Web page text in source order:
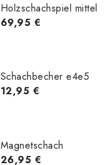
Holzschachspiel mittel
69,95 €
Schachbecher e4e5
12,95 €
Magnetschach
26,95 €